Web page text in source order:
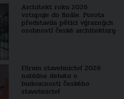
Architekt roku 2026
vstupuje do finále. Porota
představila pětici výrazných
osobností české architektury
Fórum stavebnictví 2026
nabídne debatu o
budoucnosti českého
stavebnictví